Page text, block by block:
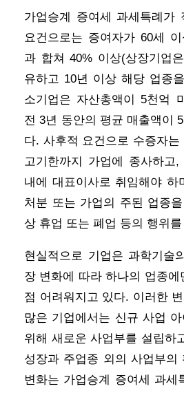
가업승계 증여세 과세특례가
요건으로는 증여자가 60세
과 합쳐 40% 이상(상장기업
유하고 10년 이상 해당 업종
소기업은 자산총액이 5천억
전 3년 동안의 평균 매출액이
다. 사후적 요건으로 수증자는
고기한까지 가업에 종사하고
내에 대표이사로 취임해야 하
처분 또는 가업의 주된 업종
상 휴업 또는 폐업 등의 행위
현실적으로 기업은 과학기술
장 변화에 따라 하나의 업종에
점 어려워지고 있다. 이러한
많은 기업에서는 신규 사업
위해 새로운 사업부를 설립하
성장과 주업종 외의 사업부의
변화는 가업승계 증여세 과세